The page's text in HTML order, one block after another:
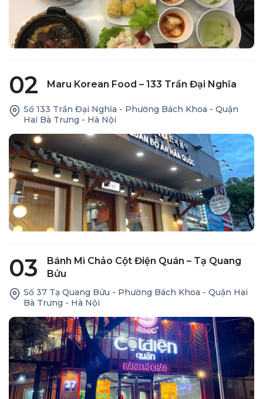
02 Maru Korean Food – 133 Trần Đại Nghĩa
Số 133 Trần Đại Nghĩa - Phường Bách Khoa - Quận
Hai Bà Trưng - Hà Nội
03
Bánh Mì Chảo Cột Điện Quán – Tạ Quang
Bửu
Số 37 Tạ Quang Bửu - Phường Bách Khoa - Quận Hai
Bà Trưng - Hà Nội